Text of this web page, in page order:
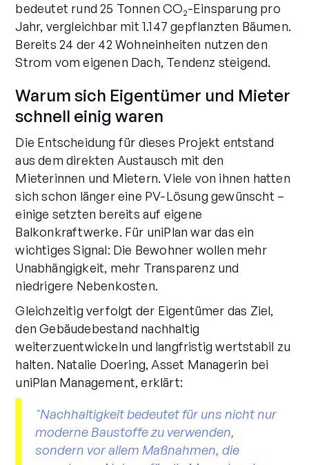
bedeutet rund 25 Tonnen CO₂-Einsparung pro
Jahr, vergleichbar mit 1.147 gepflanzten Bäumen.
Bereits 24 der 42 Wohneinheiten nutzen den
Strom vom eigenen Dach, Tendenz steigend.
Warum sich Eigentümer und Mieter
schnell einig waren
Die Entscheidung für dieses Projekt entstand
aus dem direkten Austausch mit den
Mieterinnen und Mietern. Viele von ihnen hatten
sich schon länger eine PV-Lösung gewünscht –
einige setzten bereits auf eigene
Balkonkraftwerke. Für uniPlan war das ein
wichtiges Signal: Die Bewohner wollen mehr
Unabhängigkeit, mehr Transparenz und
niedrigere Nebenkosten.
Gleichzeitig verfolgt der Eigentümer das Ziel,
den Gebäudebestand nachhaltig
weiterzuentwickeln und langfristig wertstabil zu
halten. Natalie Doering, Asset Managerin bei
uniPlan Management, erklärt:
"Nachhaltigkeit bedeutet für uns nicht nur
moderne Baustoffe zu verwenden,
sondern vor allem Maßnahmen, die